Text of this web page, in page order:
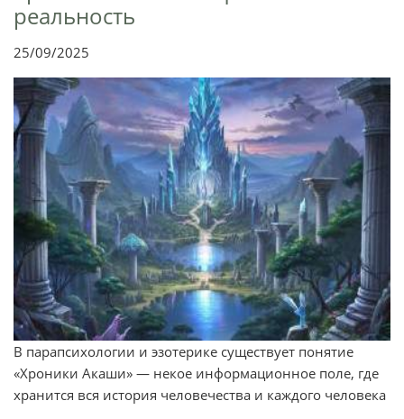
реальность
25/09/2025
В парапсихологии и эзотерике существует понятие
«Хроники Акаши» — некое информационное поле, где
хранится вся история человечества и каждого человека